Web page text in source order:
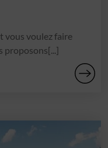
vous voulez faire
proposons[...]